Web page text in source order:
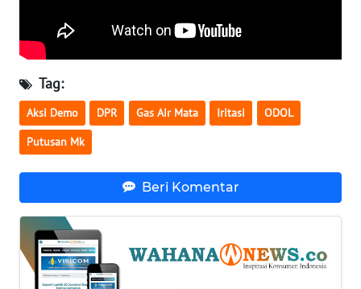
Tag:
Aksi Demo DPR Gas Air Mata Iritasi ODOL
Putusan Mk
Beri Komentar
WN
JAMBI
WN
SULTRA
SULTENG
WN